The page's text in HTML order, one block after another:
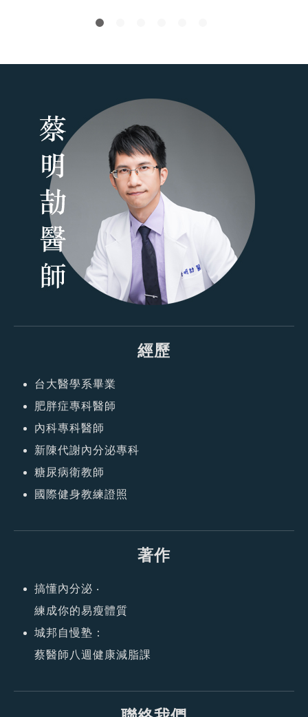
經歷
台大醫學系畢業
肥胖症專科醫師
內科專科醫師
新陳代謝內分泌專科
糖尿病衛教師
國際健身教練證照
著作
搞懂內分泌 ‧
練成你的易瘦體質
城邦自慢塾：
蔡醫師八週健康減脂課